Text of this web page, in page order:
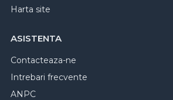
Harta site
ASISTENTA
Contacteaza-ne
Intrebari frecvente
ANPC